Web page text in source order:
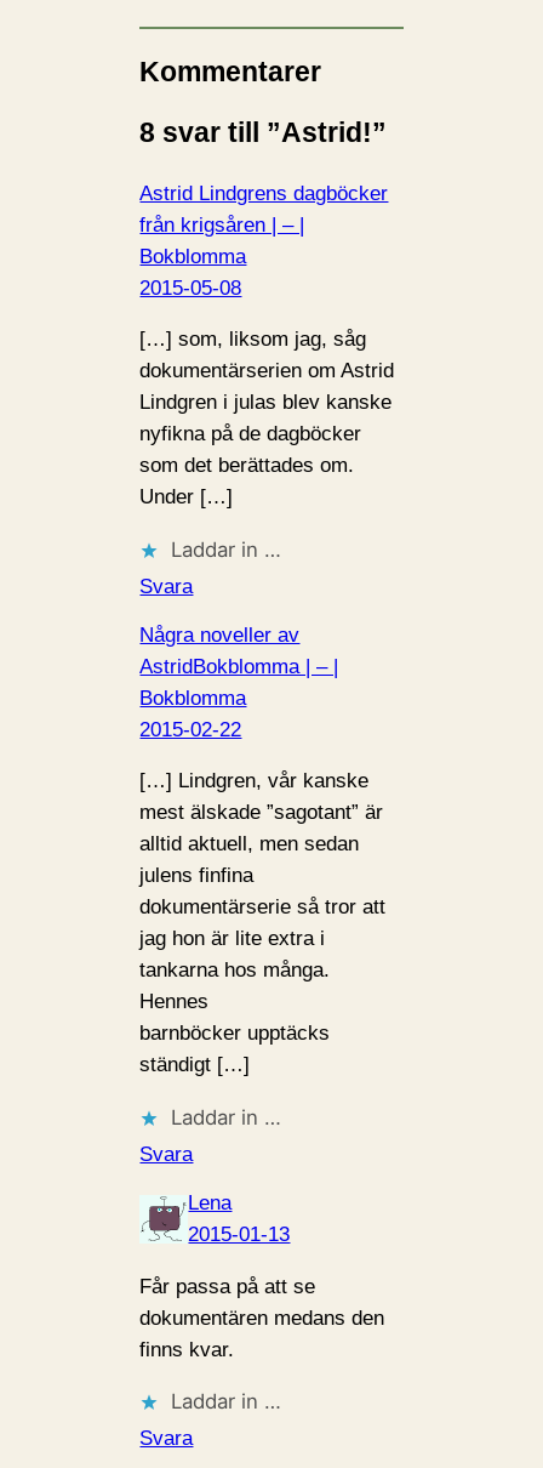
Kommentarer
8 svar till ”Astrid!”
Astrid Lindgrens dagböcker
från krigsåren | – |
Bokblomma
2015-05-08
[…] som, liksom jag, såg
dokumentärserien om Astrid
Lindgren i julas blev kanske
nyfikna på de dagböcker
som det berättades om.
Under […]
Laddar in …
Svara
Några noveller av
AstridBokblomma | – |
Bokblomma
2015-02-22
[…] Lindgren, vår kanske
mest älskade ”sagotant” är
alltid aktuell, men sedan
julens finfina
dokumentärserie så tror att
jag hon är lite extra i
tankarna hos många.
Hennes
barnböcker upptäcks
ständigt […]
Laddar in …
Svara
Lena
2015-01-13
Får passa på att se
dokumentären medans den
finns kvar.
Laddar in …
Svara